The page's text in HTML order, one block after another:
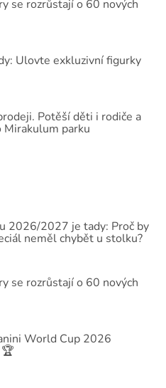
se rozrůstají o 60 nových
Ulovte exkluzivní figurky
Potěší děti i rodiče a
Mirakulum parku
2026/2027 je tady: Proč by
neměl chybět u stolku?
se rozrůstají o 60 nových
World Cup 2026